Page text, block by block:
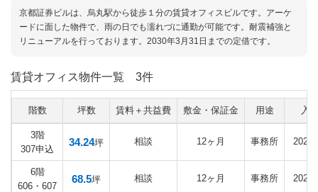
京都証券ビルは、烏丸駅から徒歩１分の賃貸オフィスビルです。アーケ
ードに面した物件で、雨の日でも濡れづに通勤が可能です。耐震補強と
リニューアルを行っております。2030年3月31日までの定借です。
賃貸オフィス物件一覧 3件
階数 坪数 賃料＋共益費 敷金・保証金 用途 入
3階
307申込
34.24坪 相談 12ヶ月 事務所 2027
6階
606・607
68.5坪 相談 12ヶ月 事務所 2027